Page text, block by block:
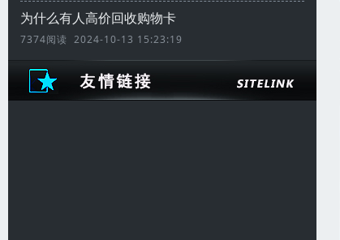
为什么有人高价回收购物卡
7374阅读 2024-10-13 15:23:19